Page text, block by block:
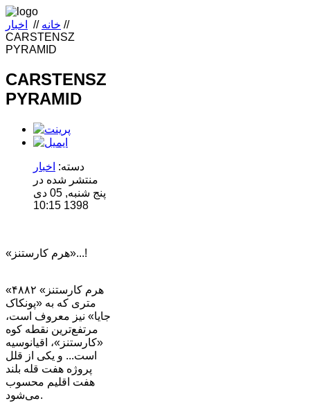
خانه // اخبار
//
CARSTENSZ
PYRAMID
CARSTENSZ
PYRAMID
دسته: اخبار
منتشر شده در
پنج شنبه, 05 دی
1398 10:15
«هرم کارستنز»...!
«هرم کارستنز» ۴۸۸۲
متری که به «پونکاک
جایا» نیز معروف است،
مرتفع‌ترین نقطه کوه
«کارستنز»، اقیانوسیه
است... و یکی از قلل
پروژه هفت قله بلند
هفت اقلیم محسوب
می‌شود.